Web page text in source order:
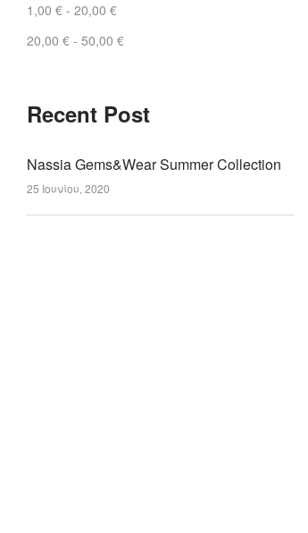
1,00 € - 20,00 €
20,00 € - 50,00 €
Recent Post
Nassia Gems&Wear Summer Collection
25 Ιουνίου, 2020